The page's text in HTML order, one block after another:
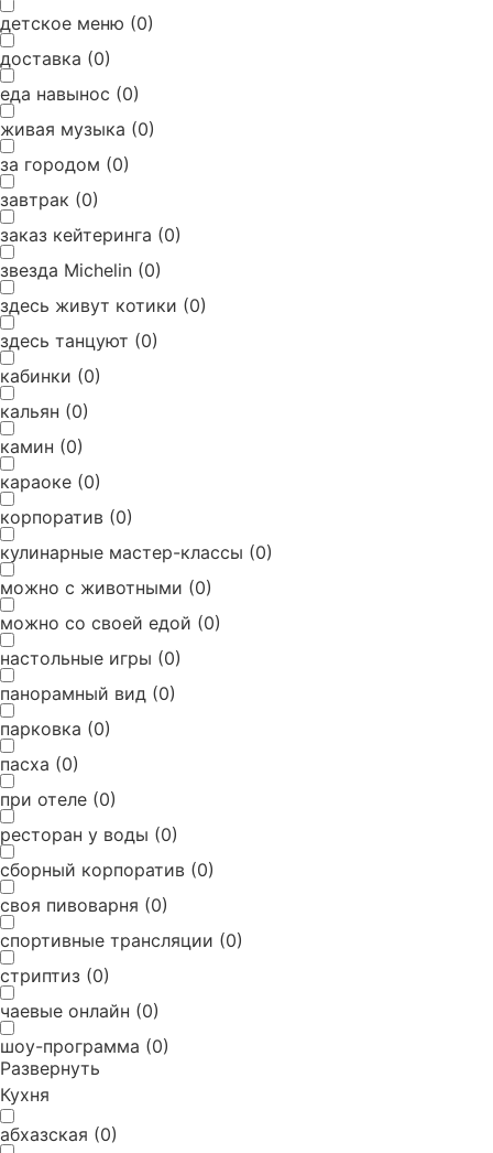
детское меню (0)
доставка (0)
еда навынос (0)
живая музыка (0)
за городом (0)
завтрак (0)
заказ кейтеринга (0)
звезда Michelin (0)
здесь живут котики (0)
здесь танцуют (0)
кабинки (0)
кальян (0)
камин (0)
караоке (0)
корпоратив (0)
кулинарные мастер-классы (0)
можно с животными (0)
можно со своей едой (0)
настольные игры (0)
панорамный вид (0)
парковка (0)
пасха (0)
при отеле (0)
ресторан у воды (0)
сборный корпоратив (0)
своя пивоварня (0)
спортивные трансляции (0)
стриптиз (0)
чаевые онлайн (0)
шоу-программа (0)
Развернуть
Кухня
абхазская (0)